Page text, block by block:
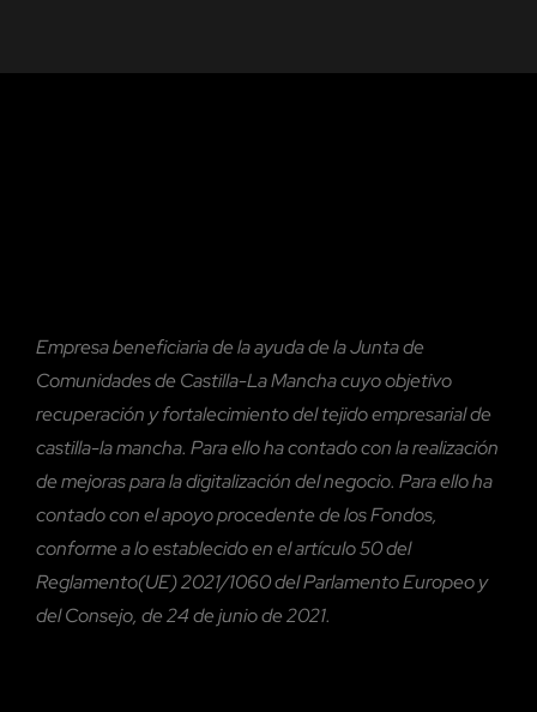
Empresa beneficiaria de la ayuda de la Junta de
Comunidades de Castilla-La Mancha cuyo objetivo
recuperación y fortalecimiento del tejido empresarial de
castilla-la mancha. Para ello ha contado con la realización
de mejoras para la digitalización del negocio. Para ello ha
contado con elapoyo procedente de los Fondos,
conforme a lo establecido en el artículo 50 del
Reglamento(UE) 2021/1060 del Parlamento Europeo y
del Consejo, de 24 de junio de 2021.